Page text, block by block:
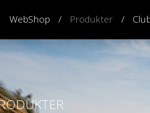
WebShop Produkter